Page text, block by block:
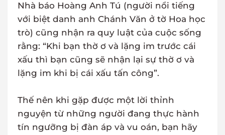
Nhà báo Hoàng Anh Tú (người nổi tiếng
với biệt danh anh Chánh Văn ở tờ Hoa học
trò) cũng nhận ra quy luật của cuộc sống
rằng: “Khi bạn thờ ơ và lặng im trước cái
xấu thì bạn cũng sẽ nhận lại sự thờ ơ và
lặng im khi bị cái xấu tấn công”.
Thế nên khi gặp được một lời thỉnh
nguyện từ những người đang thực hành
tín ngưỡng bị đàn áp và vu oán, bạn hãy